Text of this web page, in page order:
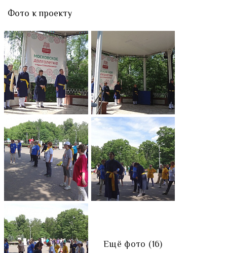
Фото к проекту
Ещё фото (16)